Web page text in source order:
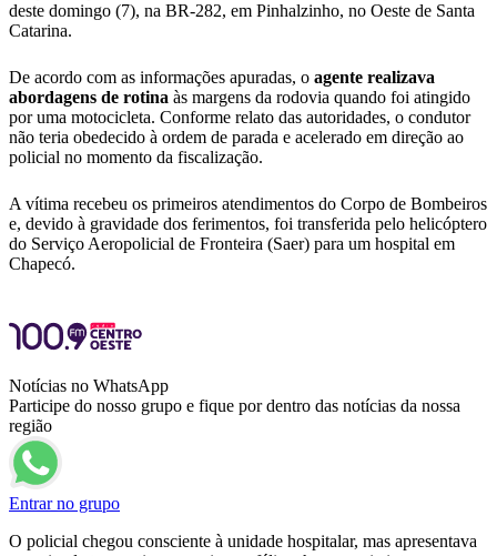
deste domingo (7), na BR-282, em Pinhalzinho, no Oeste de Santa
Catarina.
De acordo com as informações apuradas, o agente realizava
abordagens de rotina às margens da rodovia quando foi atingido
por uma motocicleta. Conforme relato das autoridades, o condutor
não teria obedecido à ordem de parada e acelerado em direção ao
policial no momento da fiscalização.
A vítima recebeu os primeiros atendimentos do Corpo de Bombeiros
e, devido à gravidade dos ferimentos, foi transferida pelo helicóptero
do Serviço Aeropolicial de Fronteira (Saer) para um hospital em
Chapecó.
Notícias no WhatsApp
Participe do nosso grupo e fique por dentro das notícias da nossa
região
Entrar no grupo
O policial chegou consciente à unidade hospitalar, mas apresentava